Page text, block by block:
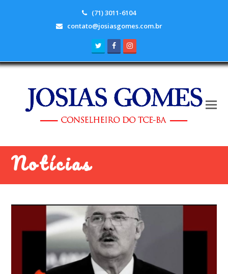
(71) 3011-6104
contato@josiasgomes.com.br
TwitterFacebook
Notícias